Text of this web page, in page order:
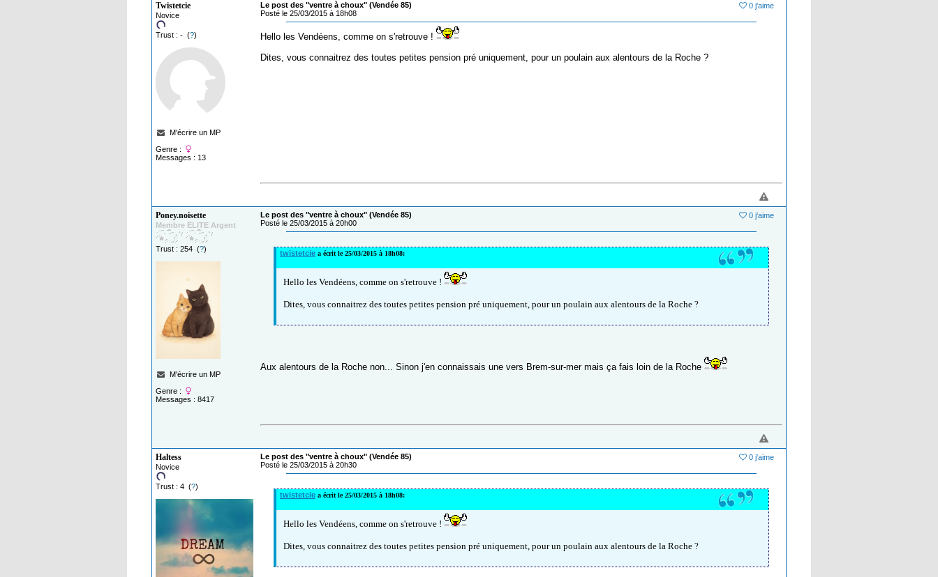
Twistetcie
Novice
Trust : - (?)
M'écrire un MP
Genre :
Messages : 13
0 j'aime
Le post des "ventre à choux" (Vendée 85)
Posté le 25/03/2015 à 18h08
Hello les Vendéens, comme on s'retrouve !
Dites, vous connaitrez des toutes petites pension pré uniquement, pour un poulain aux alentours de la Roche ?
Poney.noisette
Membre ELITE Argent
Trust : 254 (?)
M'écrire un MP
Genre :
Messages : 8417
0 j'aime
Le post des "ventre à choux" (Vendée 85)
Posté le 25/03/2015 à 20h00
twistetcie a écrit le 25/03/2015 à 18h08:
Hello les Vendéens, comme on s'retrouve !
Dites, vous connaitrez des toutes petites pension pré uniquement, pour un poulain aux alentours de la Roche ?
Aux alentours de la Roche non... Sinon j'en connaissais une vers Brem-sur-mer mais ça fais loin de la Roche
Haltess
Novice
Trust : 4 (?)
0 j'aime
Le post des "ventre à choux" (Vendée 85)
Posté le 25/03/2015 à 20h30
twistetcie a écrit le 25/03/2015 à 18h08:
Hello les Vendéens, comme on s'retrouve !
Dites, vous connaitrez des toutes petites pension pré uniquement, pour un poulain aux alentours de la Roche ?